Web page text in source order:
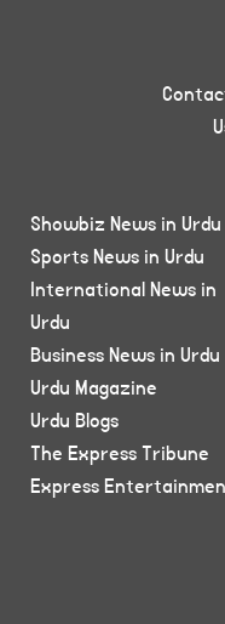
Showbiz News in Urdu
Sports News in Urdu
International News in
Urdu
Business News in Urdu
Urdu Magazine
Urdu Blogs
The Express Tribune
Express